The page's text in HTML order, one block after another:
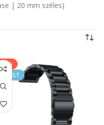
| 20 mm széles)
-40%
KIEMELT